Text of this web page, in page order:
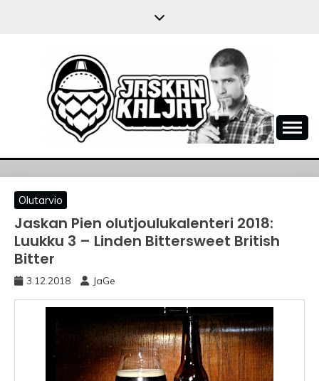
JASKANKALJAT
Olutarvio
Jaskan Pien olutjoulukalenteri 2018:
Luukku 3 – Linden Bittersweet British
Bitter
3.12.2018 JaGe